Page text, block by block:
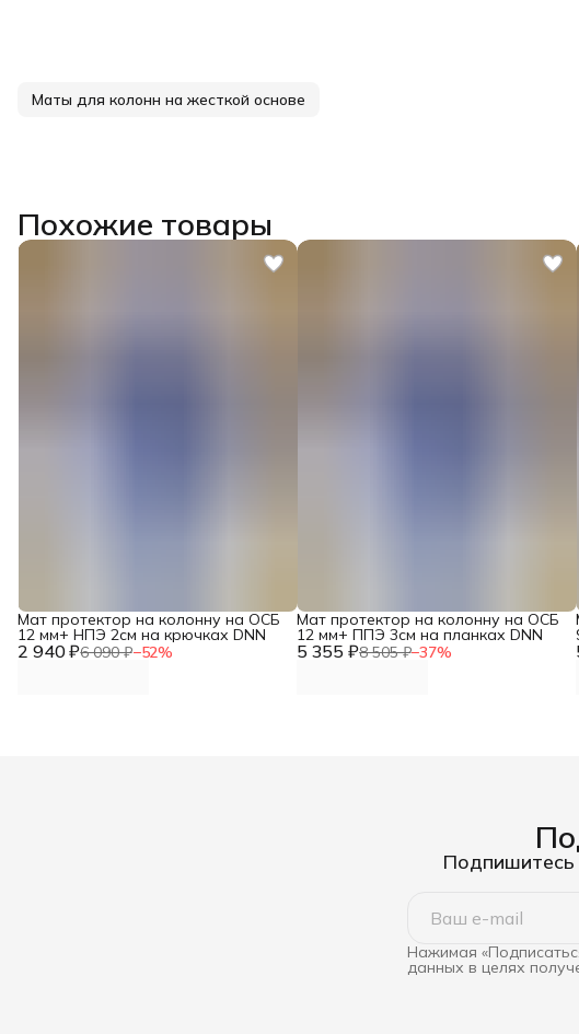
Маты для колонн на жесткой основе
Похожие товары
2 940 ₽6 090 ₽−52%
Мат протектор на колонну на ОСБ
12 мм+ НПЭ 2см на крючках DNN
5 355 ₽8 505 ₽−37%
Мат протектор на колонну на ОСБ
12 мм+ ППЭ 3см на планках DNN
Подпишитесь
Нажимая
данных в целях